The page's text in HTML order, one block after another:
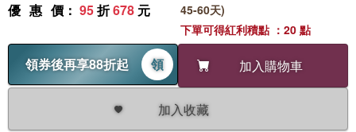
優惠價 ： 95折678 元
領券後再享88折起 領 加入購物車
加入收藏
45-60天)
下單可得紅利積點 ：20 點